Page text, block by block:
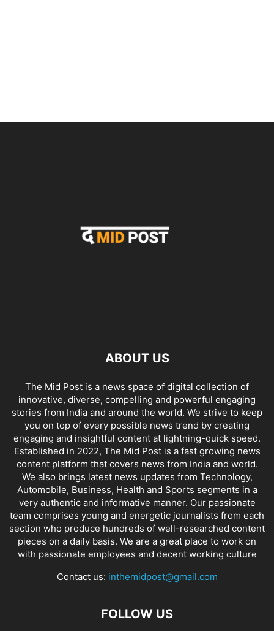
ABOUT US
The Mid Post is a news space of digital collection of
innovative, diverse, compelling and powerful engaging
stories from India and around the world. We strive to keep
you on top of every possible news trend by creating
engaging and insightful content at lightning-quick speed.
Established in 2022, The Mid Post is a fast growing news
content platform that covers news from India and world.
We also brings latest news updates from Technology,
Automobile, Business, Health and Sports segments in a
very authentic and informative manner. Our passionate
team comprises young and energetic journalists from each
section who produce hundreds of well-researched content
pieces on a daily basis. We are a great place to work on
with passionate employees and decent working culture
Contact us: inthemidpost@gmail.com
FOLLOW US